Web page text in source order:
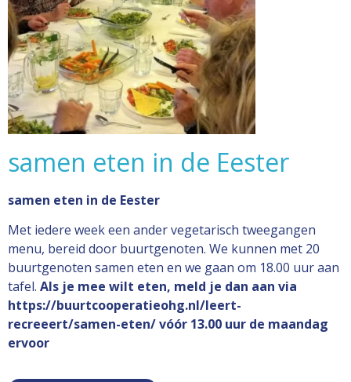
samen eten in de Eester
samen eten in de Eester
Met iedere week een ander vegetarisch tweegangen
menu, bereid door buurtgenoten. We kunnen met 20
buurtgenoten samen eten en we gaan om 18.00 uur aan
tafel. Als je mee wilt eten, meld je dan aan via
https://buurtcooperatieohg.nl/leert-
recreeert/samen-eten/ vóór 13.00 uur de maandag
ervoor